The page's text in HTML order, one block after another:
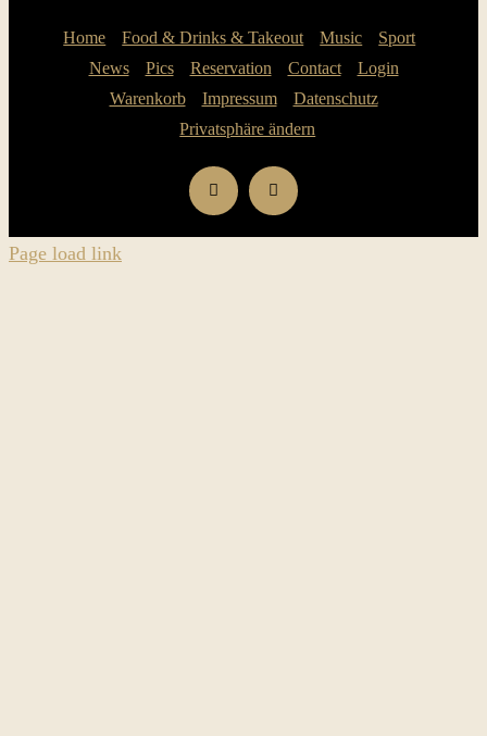
Home Food & Drinks & Takeout Music
Sport
News
Pics Reservation Contact
Login
Warenkorb
Impressum
Datenschutz
Privatsphäre ändern
Page load link